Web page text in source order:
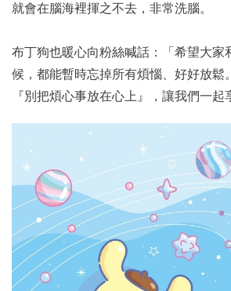
就會在腦海裡揮之不去，非常洗腦。
布丁狗也暖心向粉絲喊話：「希望大家
候，都能暫時忘掉所有煩惱、好好放鬆
『別把煩心事放在心上』，讓我們一起